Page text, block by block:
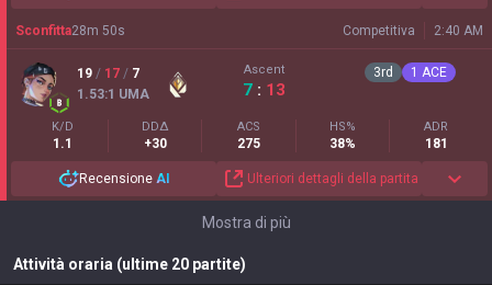
Competitiva 2:40 AM
Sconfitta28m 50s
19 / 17 / 7
1.53:1 UMA
Ascent
7 : 13
3rd 1 ACE
K/D
1.1
DDΔ
+30
ACS
275
HS%
38%
ADR
181
Recensione AI Ulteriori dettagli della partita
Mostra di più
Attività oraria (ultime 20 partite)